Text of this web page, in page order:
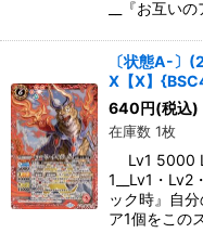
__『お互い
〔状態A-〕
X【X】
640 円(税込)
在庫数 1枚
Lv1 5000
1__Lv1・Lv2
ック時』自
ア1個をこの